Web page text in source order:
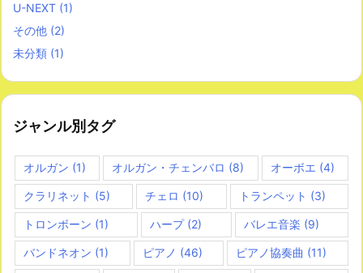
U-NEXT (1)
その他 (2)
未分類 (1)
ジャンル別タグ
オルガン (1) オルガン・チェンバロ (8) オーボエ (4)
クラリネット (5) チェロ (10) トランペット (3)
トロンボーン (1) ハープ(2) バレエ音楽 (9)
バンドネオン (1) ピアノ (46) ピアノ協奏曲 (11)